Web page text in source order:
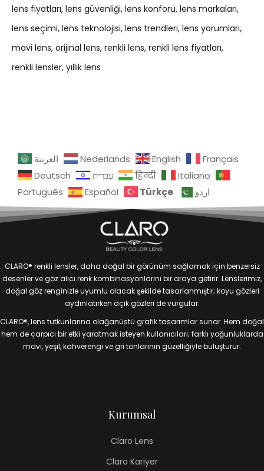
lens fiyatları lens güvenliği lens konforu lens markalari
lens seçimi lens teknolojisi lens trendleri lens yorumları
mavi lens orijinal lens renkli lens renkli lens fiyatları
renkli lensler yıllık lens
العربية Nederlands English
Français
Deutsch
עִבְרִית हिन्दी
Italiano
Português
Español Türkçe اردو
CLARO® renkli lensler, daha doğal bir görünüm sağlamak için benzersiz
desenler ve göz alıcı renk kombinasyonlarını bir araya getirir. Lenslerimiz,
doğal göz renginizle uyumlu olacak şekilde tasarlanmıştır; koyu gözleri
aydınlatırken açık gözleri de vurgular.
CLARO®, lens tutkunlarına olağanüstü grafik tasarımlar sunar. Hem doğal
hem de çarpıcı bir etki yaratmak isteyen kullanıcıları; farklı yoğunluklarda
mavi, yeşil, kahverengi ve gri tonlarının güzelliğiyle buluşturur.
Kurumsal
Claro Lens
Claro Kariyer